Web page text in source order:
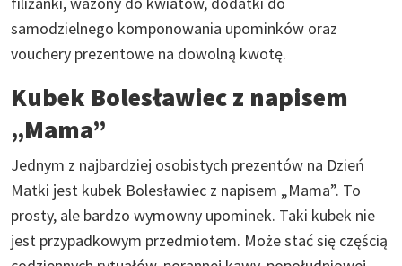
samodzielnego komponowania upominków oraz
vouchery prezentowe na dowolną kwotę.
Kubek Bolesławiec z napisem
„Mama”
Jednym z najbardziej osobistych prezentów na Dzień
Matki jest kubek Bolesławiec z napisem „Mama”. To
prosty, ale bardzo wymowny upominek. Taki kubek nie
jest przypadkowym przedmiotem. Może stać się częścią